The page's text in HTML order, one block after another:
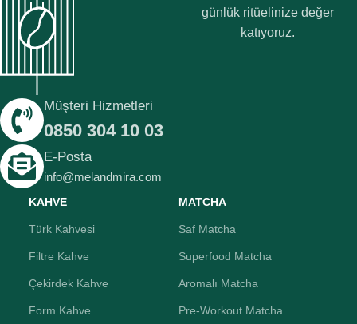
günlük ritüelinize değer
katıyoruz.
Müşteri Hizmetleri
0850 304 10 03
E-Posta
info@melandmira.com
KAHVE
Türk Kahvesi
Filtre Kahve
Çekirdek Kahve
Form Kahve
MATCHA
Saf Matcha
Superfood Matcha
Aromalı Matcha
Pre-Workout Matcha